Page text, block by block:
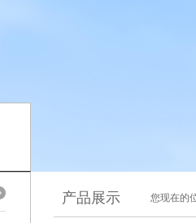
产品展示 您现在的